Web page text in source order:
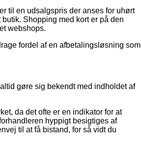
til en udsalgspris der anses for uhørt
Shopping med kort er på den
webshops.
fordel af en afbetalingsløsning som
gøre sig bekendt med indholdet af
da det ofte er en indikator for at
hyppigt besigtiges af
til at få bistand, for så vidt du